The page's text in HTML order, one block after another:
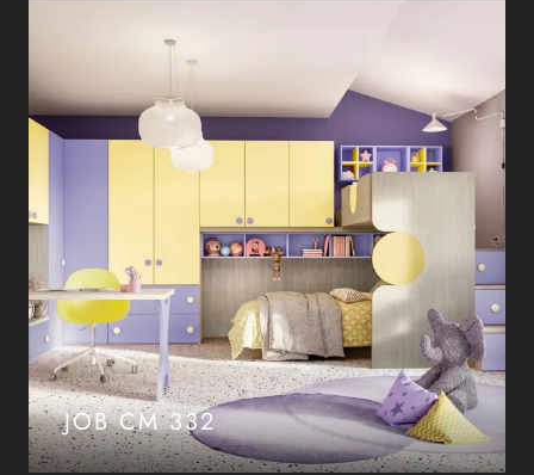
JOB CM 332